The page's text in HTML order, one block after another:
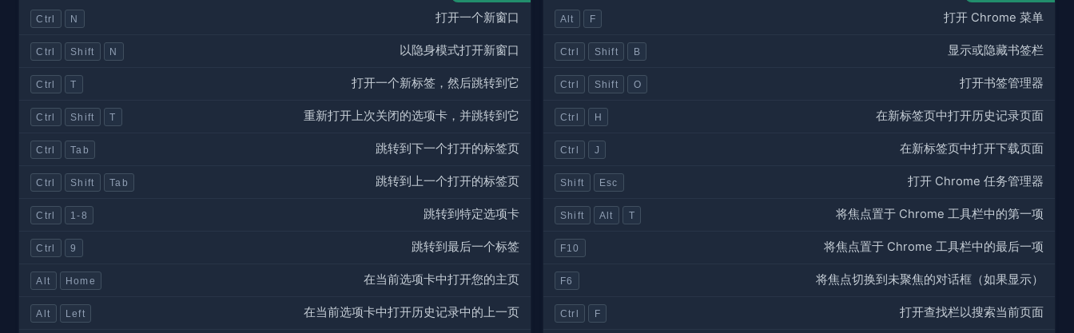
Ctrl N 打开一个新窗口
Ctrl Shift N 以隐身模式打开新窗口
Ctrl T 打开一个新标签，然后跳转到它
Ctrl Shift T 重新打开上次关闭的选项卡，并跳转到它
Ctrl Tab 跳转到下一个打开的标签页
Ctrl Shift Tab 跳转到上一个打开的标签页
Ctrl 1-8 跳转到特定选项卡
Ctrl 9 跳转到最后一个标签
Alt Home 在当前选项卡中打开您的主页
Alt Left 在当前选项卡中打开历史记录中的上一页
Alt F 打开 Chrome 菜单
Ctrl Shift B 显示或隐藏书签栏
Ctrl Shift O 打开书签管理器
Ctrl H 在新标签页中打开历史记录页面
Ctrl J 在新标签页中打开下载页面
Shift Esc 打开 Chrome 任务管理器
Shift Alt T 将焦点置于 Chrome 工具栏中的第一项
F10 将焦点置于 Chrome 工具栏中的最后一项
F6 将焦点切换到未聚焦的对话框（如果显示）
Ctrl F 打开查找栏以搜索当前页面